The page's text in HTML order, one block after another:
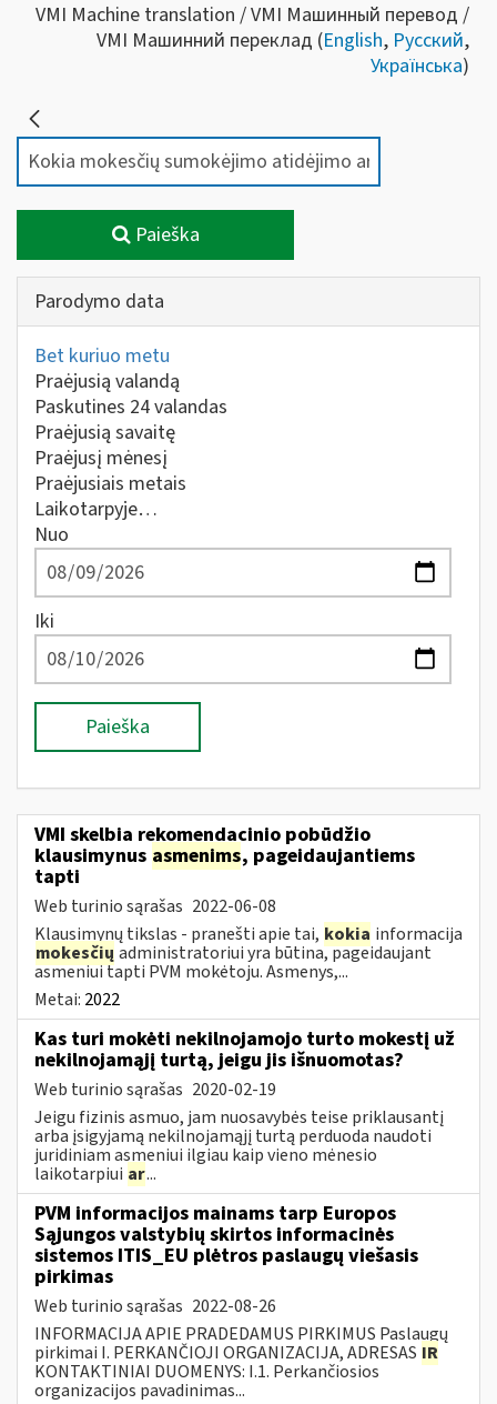
VMI Machine translation / VMI Машинный перевод /
VMI Машинний переклад (English, Русский,
Українська)
Paieška
Parodymo data
Bet kuriuo metu
Praėjusią valandą
Paskutines 24 valandas
Praėjusią savaitę
Praėjusį mėnesį
Praėjusiais metais
Laikotarpyje…
Nuo
Iki
Paieška
VMI skelbia rekomendacinio pobūdžio
klausimynus asmenims, pageidaujantiems
tapti
Web turinio sąrašas 2022-06-08
Klausimynų tikslas - pranešti apie tai, kokia informacija
mokesčių administratoriui yra būtina, pageidaujant
asmeniui tapti PVM mokėtoju. Asmenys,...
Metai: 2022
Kas turi mokėti nekilnojamojo turto mokestį už
nekilnojamąjį turtą, jeigu jis išnuomotas?
Web turinio sąrašas 2020-02-19
Jeigu fizinis asmuo, jam nuosavybės teise priklausantį
arba įsigyjamą nekilnojamąjį turtą perduoda naudoti
juridiniam asmeniui ilgiau kaip vieno mėnesio
laikotarpiui ar...
PVM informacijos mainams tarp Europos
Sąjungos valstybių skirtos informacinės
sistemos ITIS_EU plėtros paslaugų viešasis
pirkimas
Web turinio sąrašas 2022-08-26
INFORMACIJA APIE PRADEDAMUS PIRKIMUS Paslaugų
pirkimai I. PERKANČIOJI ORGANIZACIJA, ADRESAS IR
KONTAKTINIAI DUOMENYS: I.1. Perkančiosios
organizacijos pavadinimas...